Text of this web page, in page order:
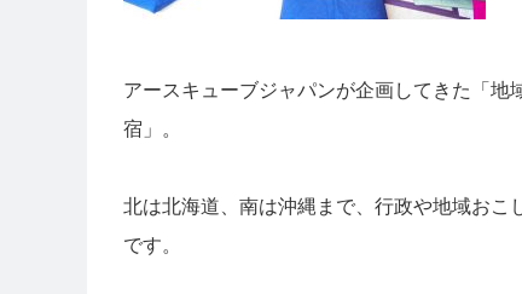
アースキューブジャパンが企画してきた「
宿」。
北は北海道、南は沖縄まで、行政や地域お
です。